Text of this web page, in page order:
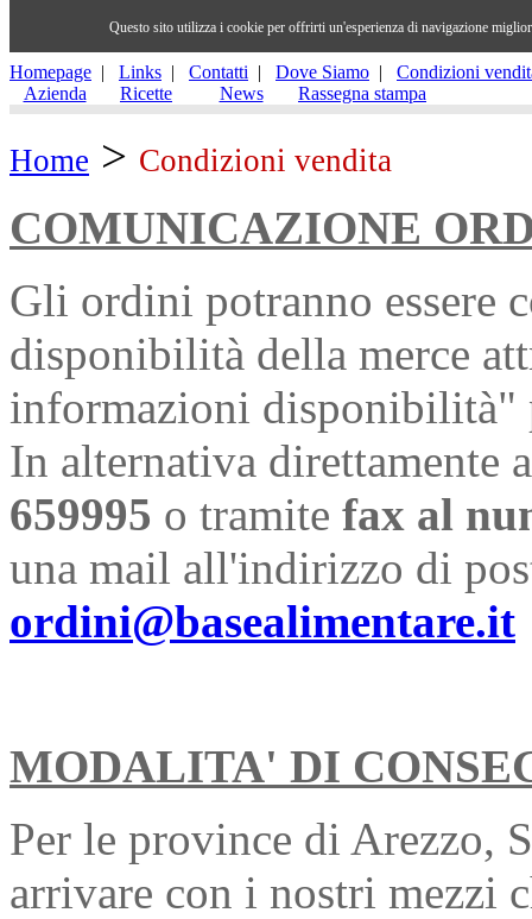
Questo sito utilizza i cookie per offrirti un'esperienza di navigazione
Homepage | Links | Contatti | Dove Siamo | Condizioni
Azienda
Ricette News Rassegna stampa
Home > Condizioni vendita
COMUNICAZIONE
Gli ordini potranno essere
disponibilità della merce
informazioni disponibilità"
In alternativa direttamente
659995 o tramite fax al
una mail all'indirizzo di
ordini@basealimentare.it
MODALITA' DI
Per le province di Arezzo,
arrivare con i nostri mezzi